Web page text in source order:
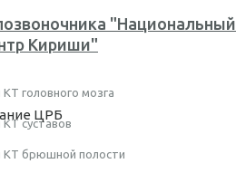
"Национальный
Кириши"
ЦРБ
головного мозга
суставов
брюшной полости